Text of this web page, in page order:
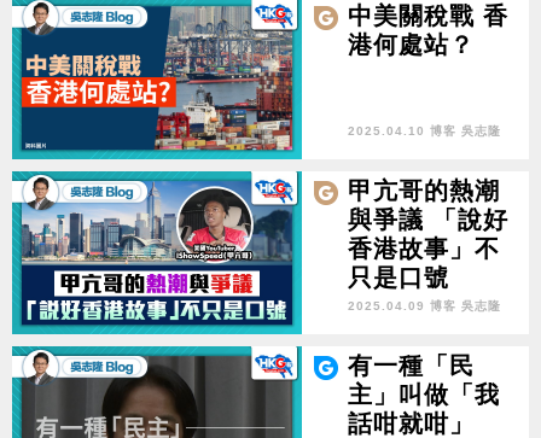
中美關稅戰 香
港何處站？
2025.04.10 博客 吳志隆
甲亢哥的熱潮
與爭議 「說好
香港故事」不
只是口號
2025.04.09 博客 吳志隆
有一種「民
主」叫做「我
話咁就咁」